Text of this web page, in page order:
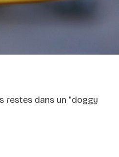
restes dans un "doggy